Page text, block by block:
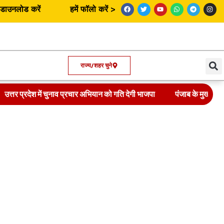
करें हमें फॉलो करें >
राज्य/शहर चुने
उत्तर प्रदेश में चुनाव प्रचार अभियान को गति देगी भाजपा पंजाब के